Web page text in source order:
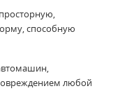
способную
любой